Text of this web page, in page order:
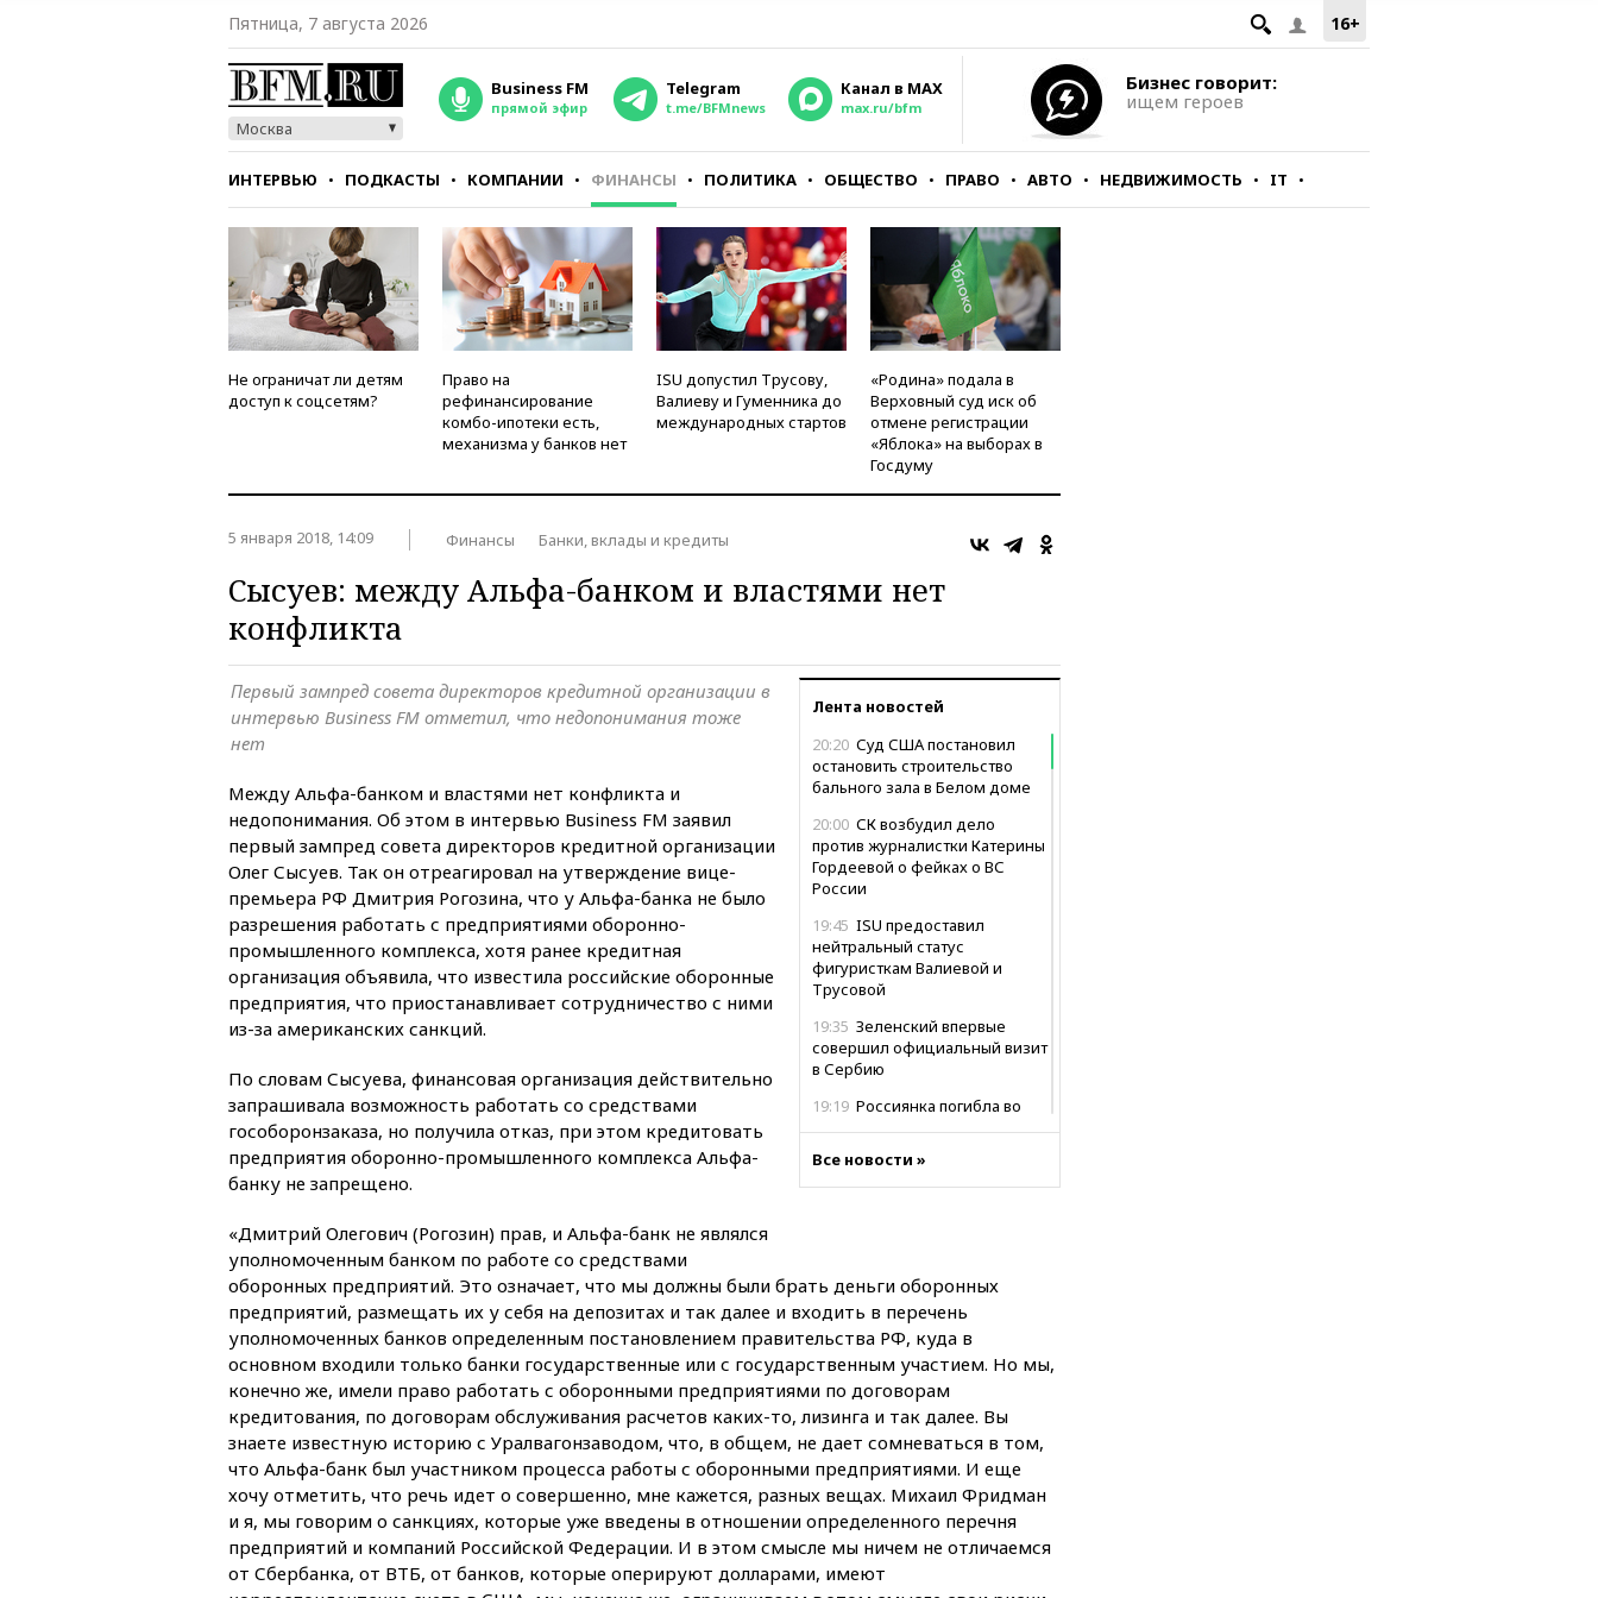
16+
Пятница, 7 августа 2026
Москва
Business FM
прямой эфир
Telegram
t.me/BFMnews
Канал в MAX
max.ru/bfm
Бизнес говорит:
ищем героев
ИНТЕРВЬЮ ПОДКАСТЫ КОМПАНИИ ФИНАНСЫ ПОЛИТИКА ОБЩЕСТВО ПРАВО АВТО НЕДВИЖИМОСТЬ IT
СТИЛЬ ТЕСТЫ
Не ограничат ли детям
доступ к соцсетям?
Право на
рефинансирование
комбо-ипотеки есть,
механизма у банков нет
ISU допустил Трусову,
Валиеву и Гуменника до
международных стартов
«Родина» подала в
Верховный суд иск об
отмене регистрации
«Яблока» на выборах в
Госдуму
5 января 2018, 14:09 Финансы Банки, вклады и кредиты
Сысуев: между Альфа-банком и властями нет
конфликта
Лента новостей
20:20 Суд США постановил
остановить строительство
бального зала в Белом доме
20:00 СК возбудил дело
против журналистки Катерины
Гордеевой о фейках о ВС
России
19:45 ISU предоставил
нейтральный статус
фигуристкам Валиевой и
Трусовой
19:35 Зеленский впервые
совершил официальный визит
в Сербию
19:19 Россиянка погибла во
19:00 Открытое горение на
складе в Брянске
сухогрузам в Черном море
18:47 Школьники из РФ стали
абсолютными чемпионами на
олимпиаде по ИИ
18:39 Два человека погибли в
результате удара ВСУ по
многоэтажке в Керчи
18:25Беспилотник атаковал
турецкий сухогруз у
побережья Новороссийска
России вырос в этом году
Все новости »
Первый зампред совета директоров кредитной организации в
интервью Business FM отметил, что недопонимания тоже
нет
Между Альфа-банком и властями нет конфликта и
недопонимания. Об этом в интервью Business FM заявил
первый зампред совета директоров кредитной организации
Олег Сысуев. Так он отреагировал на утверждение вице-
премьера РФ Дмитрия Рогозина, что у Альфа-банка не было
разрешения работать с предприятиями оборонно-
промышленного комплекса, хотя ранее кредитная
организация объявила, что известила российские оборонные
предприятия, что приостанавливает сотрудничество с ними
из-за американских санкций.
По словам Сысуева, финансовая организация действительно
запрашивала возможность работать со средствами
гособоронзаказа, но получила отказ, при этом кредитовать
предприятия оборонно-промышленного комплекса Альфа-
банку не запрещено.
«Дмитрий Олегович (Рогозин) прав, и Альфа-банк не являлся
уполномоченным банком по работе со средствами
оборонных предприятий. Это означает, что мы должны были брать деньги оборонных
предприятий, размещать их у себя на депозитах и так далее и входить в перечень
уполномоченных банков определенным постановлением правительства РФ, куда в
основном входили только банки государственные или с государственным участием. Но мы,
конечно же, имели право работать с оборонными предприятиями по договорам
кредитования, по договорам обслуживания расчетов каких-то, лизинга и так далее. Вы
знаете известную историю с Уралвагонзаводом, что, в общем, не дает сомневаться в том,
что Альфа-банк был участником процесса работы с оборонными предприятиями. И еще
хочу отметить, что речь идет о совершенно, мне кажется, разных вещах. Михаил Фридман
и я, мы говорим о санкциях, которые уже введены в отношении определенного перечня
предприятий и компаний Российской Федерации. И в этом смысле мы ничем не отличаемся
от Сбербанка, от ВТБ, от банков, которые оперируют долларами, имеют